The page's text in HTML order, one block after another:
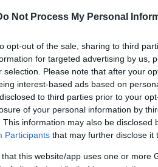
Not Process My Personal
opt-out of the sale, sharing to third
for targeted advertising by us,
selection. Please note that after your
interest-based ads based on
to third parties prior to your
of your personal information by
This information may also be disclosed
Participants that may further disclose it
that this website/app uses one or more
στον αρμόδιο
της φωτιάς
όχημα, ενώ η ΕΛ.ΑΣ.
οδό Στρατηγού Καλλάρη.